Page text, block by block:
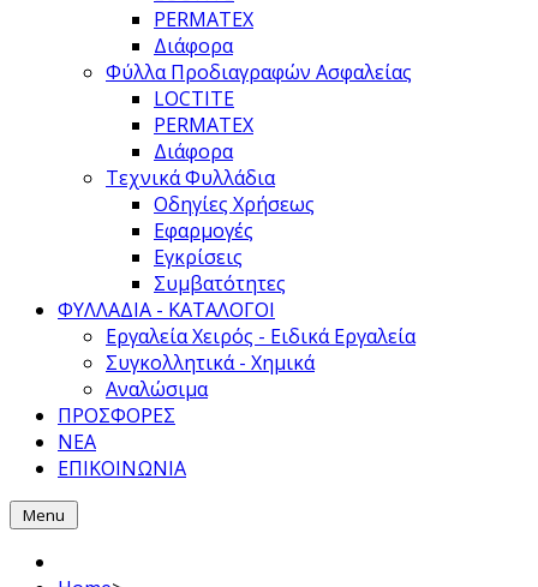
PERMATEX
Διάφορα
Φύλλα Προδιαγραφών Ασφαλείας
LOCTITE
PERMATEX
Διάφορα
Τεχνικά Φυλλάδια
Οδηγίες Χρήσεως
Εφαρμογές
Εγκρίσεις
Συμβατότητες
ΦΥΛΛΑΔΙΑ - ΚΑΤΑΛΟΓΟΙ
Εργαλεία Χειρός - Ειδικά Εργαλεία
Συγκολλητικά - Χημικά
Αναλώσιμα
ΠΡΟΣΦΟΡΕΣ
ΝΕΑ
ΕΠΙΚΟΙΝΩΝΙΑ
Menu